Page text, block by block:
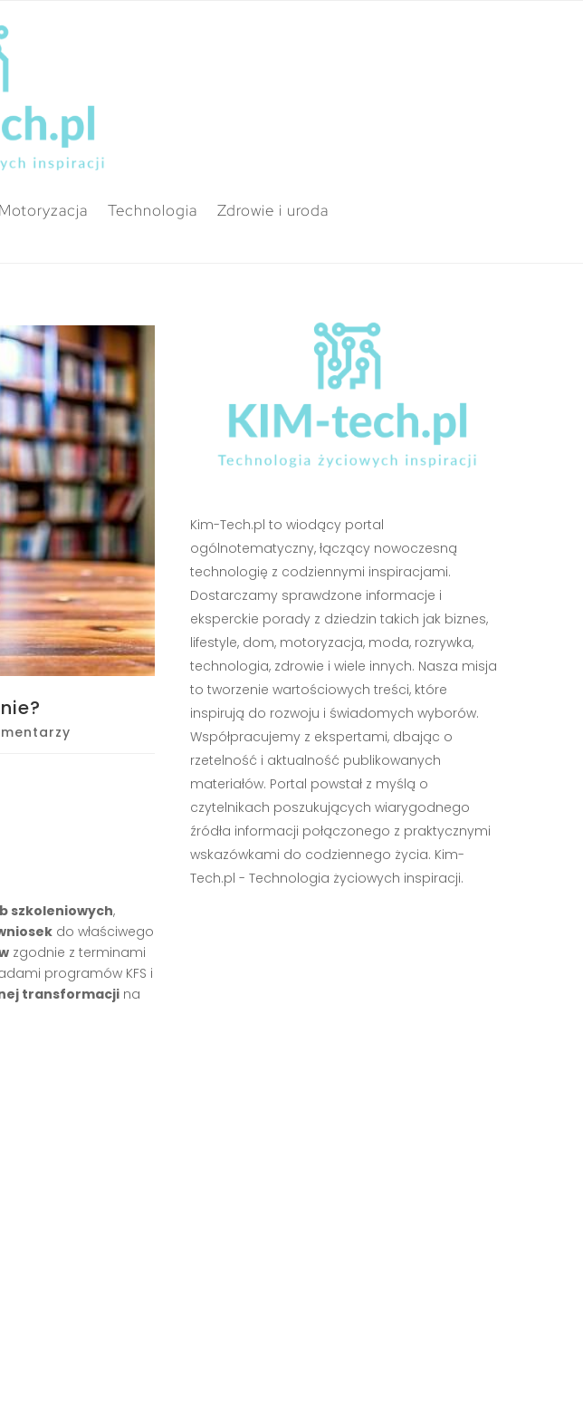
Motoryzacja Technologia Zdrowie i uroda
szkoleniowych,
do właściwego
zgodnie z terminami
programów KFS i
transformacji na
Kim-Tech.pl to wiodący portal
ogólnotematyczny, łączący nowoczesną
technologię z codziennymi inspiracjami.
Dostarczamy sprawdzone informacje i
eksperckie porady z dziedzin takich jak biznes,
lifestyle, dom, motoryzacja, moda, rozrywka,
technologia, zdrowie i wiele innych. Nasza misja
to tworzenie wartościowych treści, które
inspirują do rozwoju i świadomych wyborów.
Współpracujemy z ekspertami, dbając o
rzetelność i aktualność publikowanych
materiałów. Portal powstał z myślą o
czytelnikach poszukujących wiarygodnego
źródła informacji połączonego z praktycznymi
wskazówkami do codziennego życia. Kim-
Tech.pl - Technologia życiowych inspiracji.